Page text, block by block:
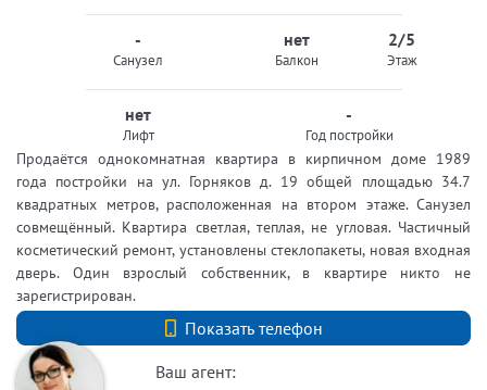
-
Санузел
нет
Балкон
2/5
Этаж
нет
Лифт
-
Год постройки
Продаётся однокомнатная квартира в кирпичном доме 1989
года постройки на ул. Горняков д. 19 общей площадью 34.7
квадратных метров, расположенная на втором этаже. Санузел
совмещённый. Квартира светлая, теплая, не угловая. Частичный
косметический ремонт, установлены стеклопакеты, новая входная
дверь. Один взрослый собственник, в квартире никто не
зарегистрирован.
Показать телефон
+7 (812) 740-70-40
Ваш агент: